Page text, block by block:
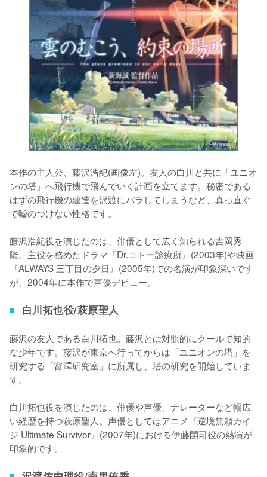
本作の主人公、藤沢浩紀(画像左)。友人の白川と共に「ユニオ
ンの塔」へ飛行機で飛んでいく計画を立てます。秘密である
はずの飛行機の建造を沢渡にバラしてしまうなど、真っ直ぐ
で嘘のつけない性格です。
藤沢浩紀役を演じたのは、俳優として広く知られる吉岡秀
隆。主役を務めたドラマ『Dr.コトー診療所』(2003年)や映画
『ALWAYS 三丁目の夕日』(2005年)での名演が印象深いです
が、2004年に本作で声優デビュー。
白川拓也役/萩原聖人
藤沢の友人である白川拓也。藤沢とは対照的にクールで知的
な少年です。藤沢が東京へ行ってからは「ユニオンの塔」を
研究する「富澤研究室」に所属し、塔の研究を開始していま
す。
白川拓也役を演じたのは、俳優や声優、ナレーターなど幅広
い経歴を持つ萩原聖人。声優としてはアニメ『逆境無頼カイ
ジ Ultimate Survivor』(2007年)における伊藤開司役の熱演が
印象的です。